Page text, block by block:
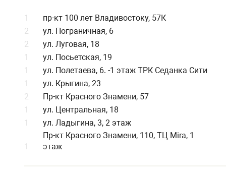
1
пр-кт 100 лет Владивостоку, 57К
2
ул. Пограничная, 6
2
ул. Луговая, 18
1
ул. Посьетская, 19
1
ул. Полетаева, 6. -1 этаж ТРК Седанка Сити
1
ул. Крыгина, 23
2
Пр-кт Красного Знамени, 57
1
ул. Центральная, 18
1
ул. Ладыгина, 3, 2 этаж
1
Пр-кт Красного Знамени, 110, ТЦ Mira, 1
этаж